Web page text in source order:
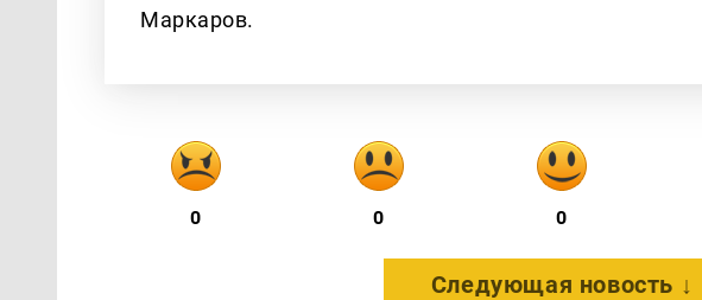
Маркаров.
0 0 0
Следующая новость ↓